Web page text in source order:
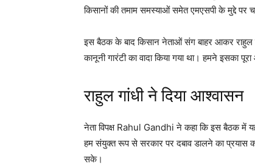
किसानों की तमाम समस्याओं समेत एमएसपी के मुद्दे पर
इस बैठक के बाद किसान नेताओं संग बाहर आकर राहुल
कानूनी गारंटी का वादा किया गया था। हमने इसका
राहुल गांधी ने दिया आश्वासन
नेता विपक्ष Rahul Gandhi ने कहा कि इस बैठक में
हम संयुक्त रूप से सरकार पर दबाव डालने का प्रयास
सके।